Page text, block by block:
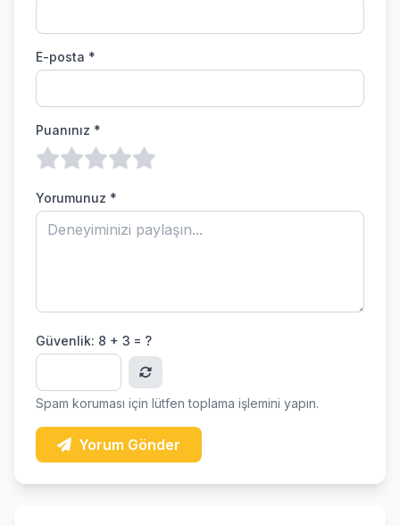
E-posta *
Puanınız *
Yorumunuz *
Güvenlik: 8 + 3 = ?
Spam koruması için lütfen toplama işlemini yapın.
Yorum Gönder